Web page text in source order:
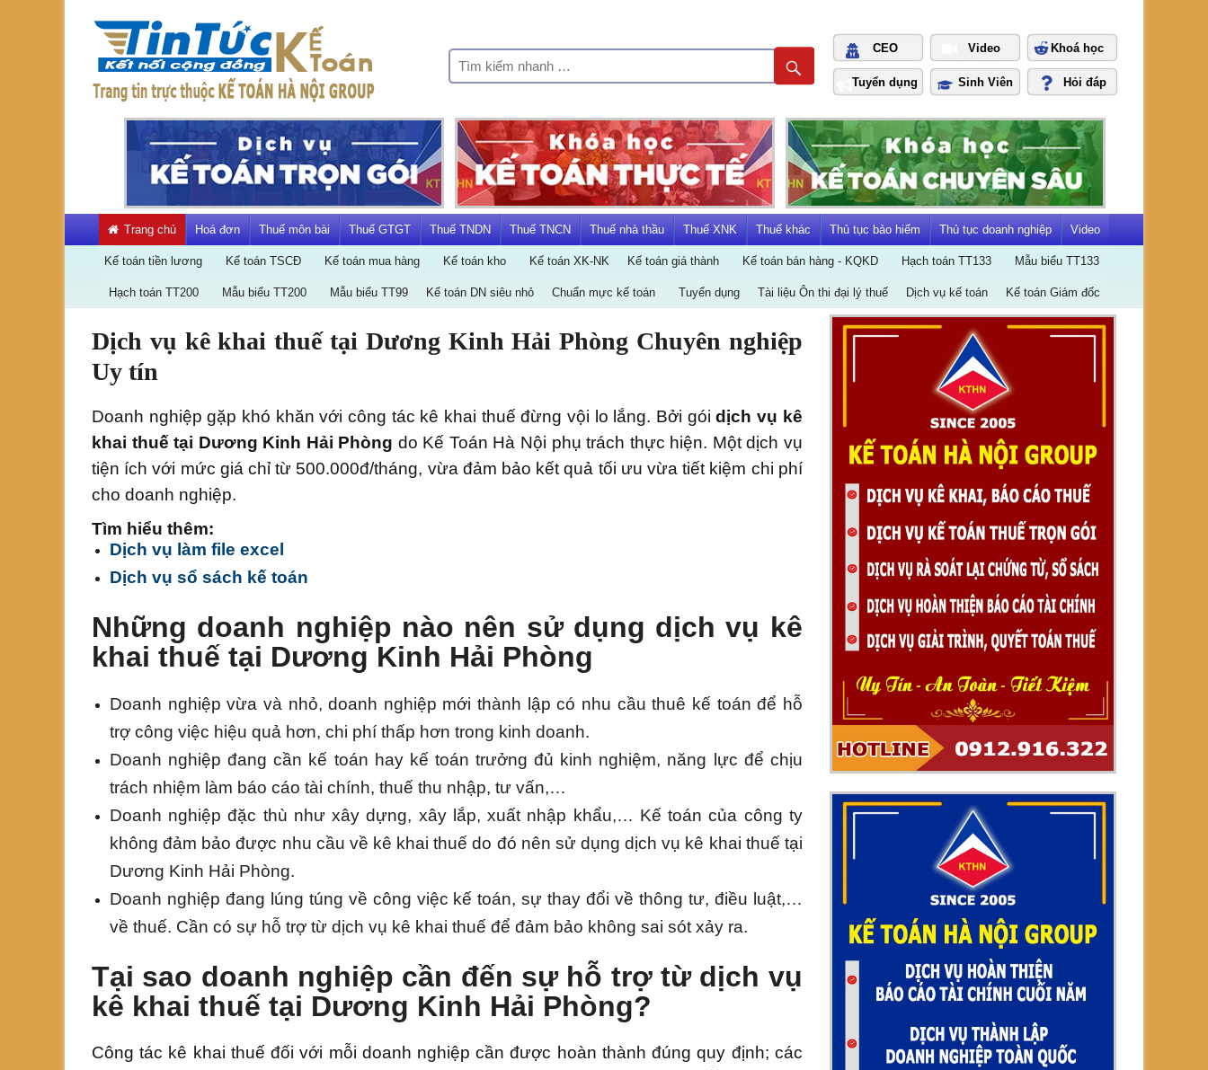
content
HÀ
NỘI
GROUP
toán
CEO Video Khoá học
Tuyển dụng Sinh Viên Hỏi đáp
Trang chủ Hoá đơn Thuế môn bài Thuế GTGT Thuế TNDN Thuế TNCN Thuế nhà thầu Thuế XNK Thuế khác Thủ tục bảo hiểm Thủ tục doanh nghiệp Video
Kế toán tiền lương Kế toán TSCĐ Kế toán mua hàng Kế toán kho Kế toán XK-NK Kế toán giá thành Kế toán bán hàng - KQKD Hạch toán TT133 Mẫu biểu TT133
Hạch toán TT200 Mẫu biểu TT200 Mẫu biểu TT99 Kế toán DN siêu nhỏ Chuẩn mực kế toán Tuyển dụng Tài liệu Ôn thi đại lý thuế Dịch vụ kế toán Kế toán Giám đốc
Dịch
vụ
toán
Dịch vụ kê khai thuế tại Dương Kinh Hải Phòng Chuyên nghiệp
Uy tín
Doanh nghiệp gặp khó khăn với công tác kê khai thuế đừng vội lo lắng. Bởi góidịch vụ kê
khai thuế tại Dương Kinh Hải Phòng do Kế Toán Hà Nội phụ trách thực hiện. Một dịch vụ
tiện ích với mức giá chỉ từ 500.000đ/tháng, vừa đảm bảo kết quả tối ưu vừa tiết kiệm chi phí
cho doanh nghiệp.
Tìm hiểu thêm:
Dịch vụ làm file excel
Dịch vụ sổ sách kế toán
Những doanh nghiệp nào nên sử dụng dịch vụ kê
khai thuế tại Dương Kinh Hải Phòng
Doanh nghiệp vừa và nhỏ, doanh nghiệp mới thành lập có nhu cầu thuê kế toán để hỗ
trợ công việc hiệu quả hơn, chi phí thấp hơn trong kinh doanh.
Doanh nghiệp đang cần kế toán hay kế toán trưởng đủ kinh nghiệm, năng lực để chịu
trách nhiệm làm báo cáo tài chính, thuế thu nhập, tư vấn,…
Doanh nghiệp đặc thù như xây dựng, xây lắp, xuất nhập khẩu,… Kế toán của công ty
không đảm bảo được nhu cầu về kê khai thuế do đó nên sử dụng dịch vụ kê khai thuế tại
Dương Kinh Hải Phòng.
Doanh nghiệp đang lúng túng về công việc kế toán, sự thay đổi về thông tư, điều luật,…
về thuế. Cần có sự hỗ trợ từ dịch vụ kê khai thuế để đảm bảo không sai sót xảy ra.
Tại sao doanh nghiệp cần đến sự hỗ trợ từ dịch vụ
kê khai thuế tại Dương Kinh Hải Phòng?
Công tác kê khai thuế đối với mỗi doanh nghiệp cần được hoàn thành đúng quy định; các